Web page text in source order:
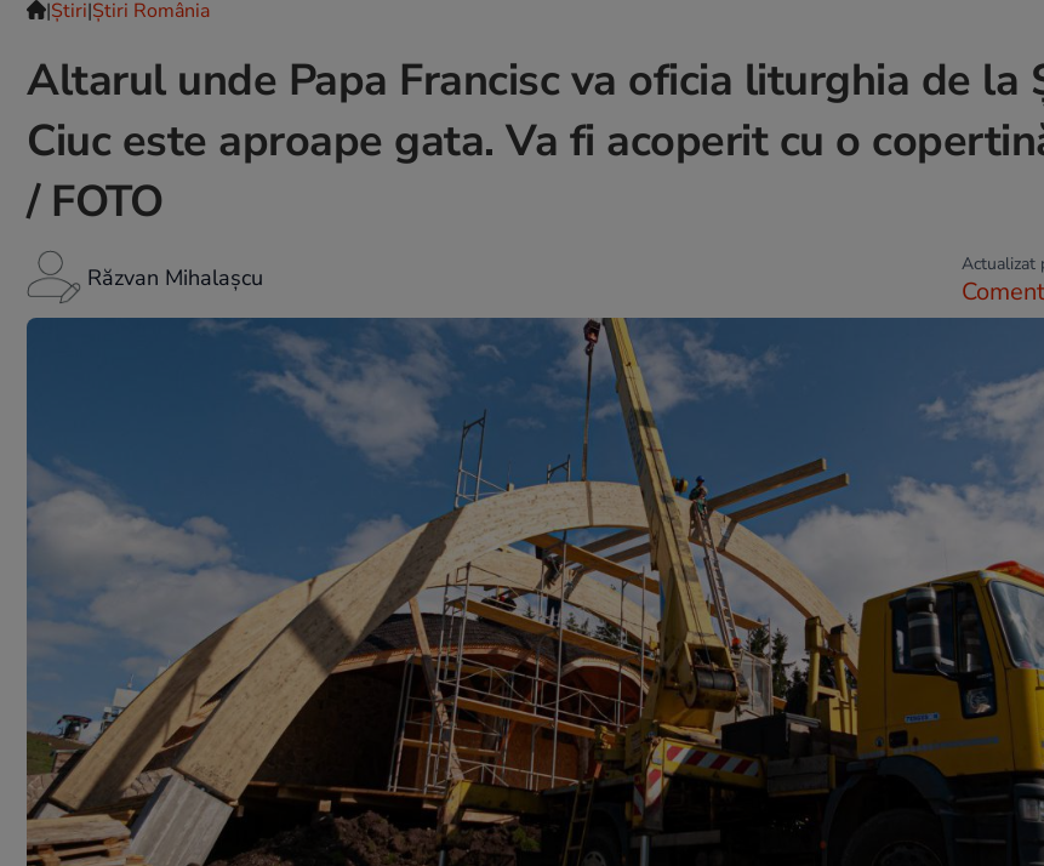
|Ştiri|Știri România
Altarul unde Papa Francisc va oficia liturghia de la
Ciuc este aproape gata. Va fi acoperit cu o
/ FOTO
Răzvan Mihalașcu Actualizat